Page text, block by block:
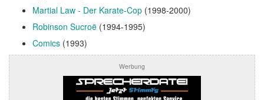
Martial Law - Der Karate-Cop (1998-2000)
Robinson Sucroë (1994-1995)
Comics (1993)
Werbung